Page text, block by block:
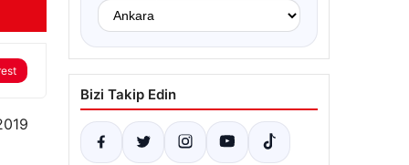
Bizi Takip Edin